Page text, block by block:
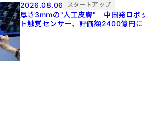
2026.08.06 スタートアップ
厚さ3mmの"人工皮膚" 中国発ロボ
ト触覚センサー、評価額2400億円に